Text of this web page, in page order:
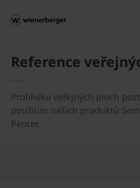
Reference
Prohlídka veřejných ploch
použitím našich produktů
Penter.